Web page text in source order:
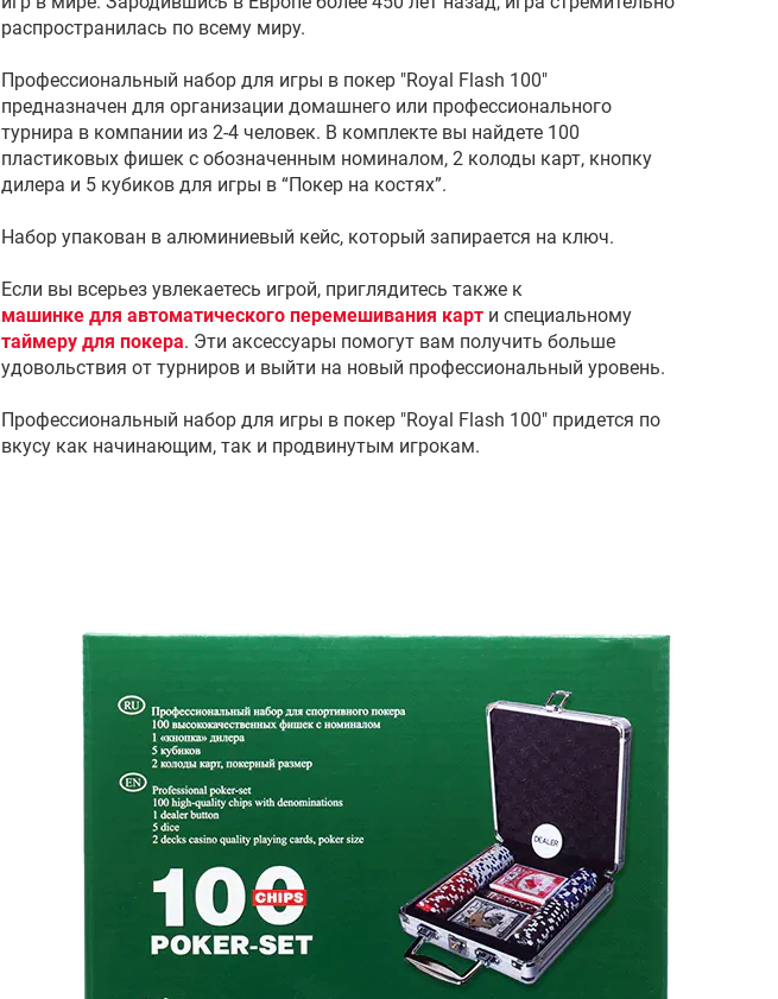
распространилась по всему миру.
Профессиональный набор для игры в покер "Royal Flash 100"
предназначен для организации домашнего или профессионального
турнира в компании из 2-4 человек. В комплекте вы найдете 100
пластиковых фишек с обозначенным номиналом, 2 колоды карт, кнопку
дилера и 5 кубиков для игры в “Покер на костях”.
Набор упакован в алюминиевый кейс, который запирается на ключ.
Если вы всерьез увлекаетесь игрой, приглядитесь также к
машинке для автоматического перемешивания карт и специальному
таймеру для покера. Эти аксессуары помогут вам получить больше
удовольствия от турниров и выйти на новый профессиональный уровень.
Профессиональный набор для игры в покер "Royal Flash 100" придется по
вкусу как начинающим, так и продвинутым игрокам.